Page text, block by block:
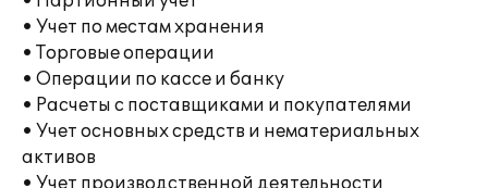
• Учет по местам хранения
• Торговые операции
• Операции по кассе и банку
• Расчеты с поставщиками и покупателями
• Учет основных средств и нематериальных
активов
• Учет производственной деятельности